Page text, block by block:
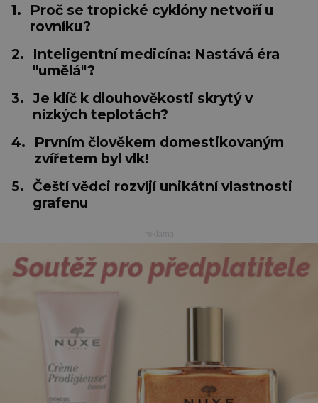
1.
Proč se tropické cyklóny netvoří u
rovníku?
2.
Inteligentní medicína: Nastává éra
"umělá"?
3. Je klíč k dlouhověkosti skrytý v
nízkých teplotách?
4.
Prvním člověkem domestikovaným
zvířetem byl vlk!
5. Čeští vědci rozvíjí unikátní vlastnosti
grafenu